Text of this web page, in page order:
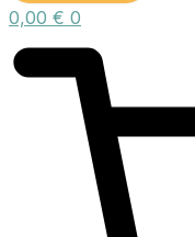
0,00 € 0